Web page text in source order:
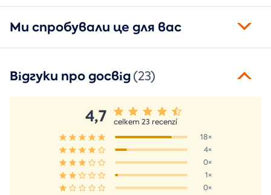
Ми спробували це для вас
Відгуки про досвід(23)
4,7
celkem 23 recenzí
18×
4×
0×
1×
0×